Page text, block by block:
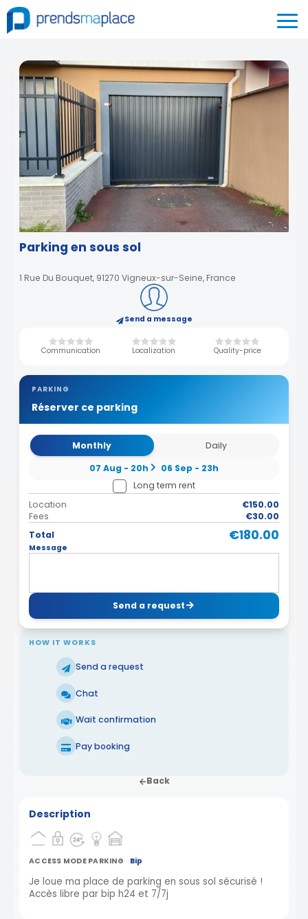
Parking en sous sol
1 Rue Du Bouquet, 91270 Vigneux-sur-Seine, France
Send a message
Communication Localization Quality-price
PARKING
Réserver ce parking
Monthly
Daily
07 Aug - 20h
06 Sep - 23h
Long term rent
Location
€150.00
Fees
€30.00
Total
€180.00
Message
Send a request
HOW IT WORKS
Send a request
Chat
Wait confirmation
Pay booking
Back
Description
ACCESS MODE PARKING Bip
Je loue ma place de parking en sous sol sécurisé !
Accès libre par bip h24 et 7/7j